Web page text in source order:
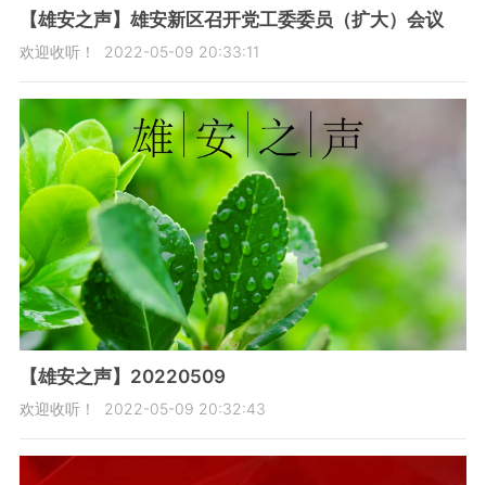
【雄安之声】雄安新区召开党工委委员（扩大）会议
欢迎收听！ 2022-05-09 20:33:11
【雄安之声】20220509
欢迎收听！ 2022-05-09 20:32:43